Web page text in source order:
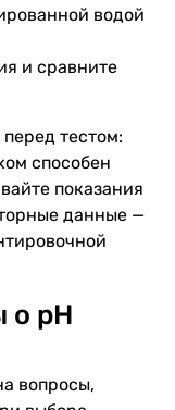
водой
и сравните
тестом:
способен
показания
данные —
о pH
вопросы,